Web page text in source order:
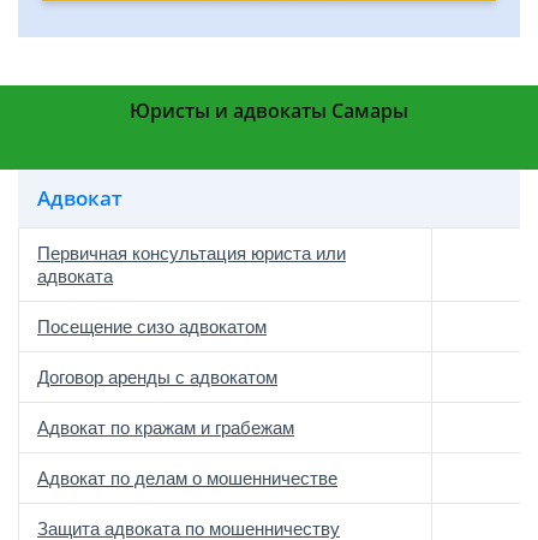
Юристы и адвокаты Самары
Адвокат
Первичная консультация юриста или
адвоката
Посещение сизо адвокатом
Договор аренды с адвокатом
Адвокат по кражам и грабежам
Адвокат по делам о мошенничестве
Защита адвоката по мошенничеству